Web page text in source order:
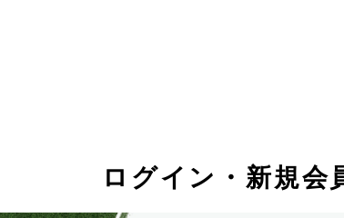
ログイン・新規会